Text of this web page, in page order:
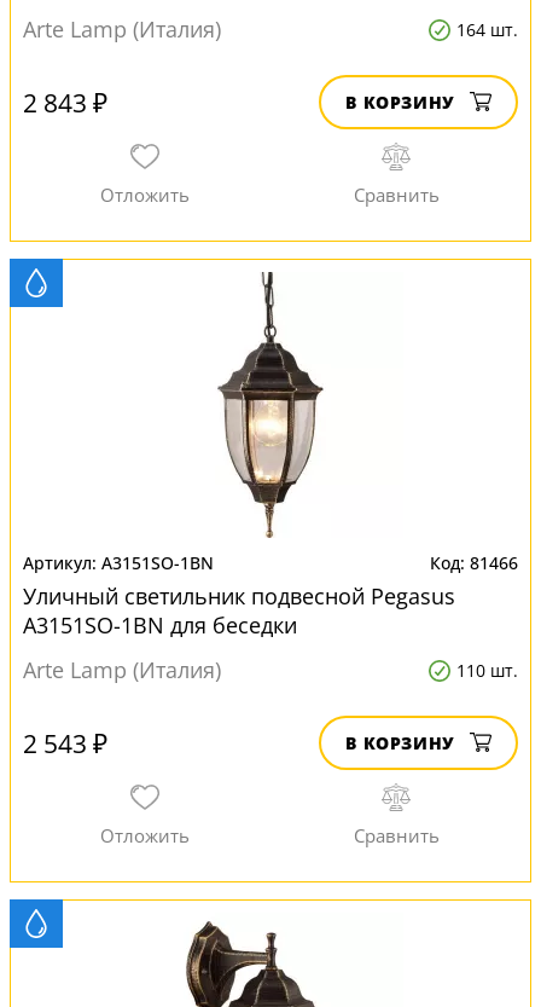
Arte Lamp (Италия)
164 шт.
2 843 ₽ В КОРЗИНУ
A3151SO-1BN 81466
Уличный светильник подвесной Pegasus
A3151SO-1BN для беседки
Arte Lamp (Италия)
110 шт.
2 543 ₽ В КОРЗИНУ